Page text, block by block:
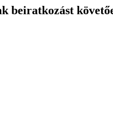
beiratkozást